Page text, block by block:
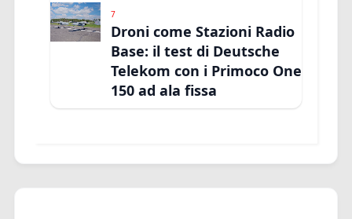
7
Droni come Stazioni Radio
Base: il test di Deutsche
Telekom con i Primoco One
150 ad ala fissa